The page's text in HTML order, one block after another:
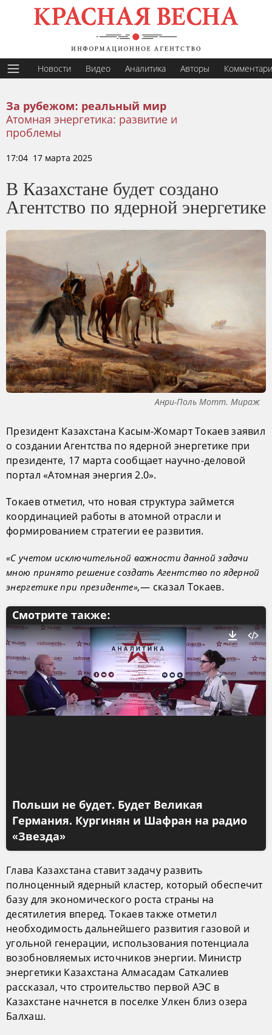
Новости Видео Аналитика Авторы
За рубежом: реальный мир
Атомная энергетика: развитие и
проблемы
17:04 17 марта 2025
В Казахстане будет создано
Агентство по ядерной энергетике
Анри-Поль Мотт. Мираж
Президент Казахстана Касым-Жомарт Токаев заявил
о создании Агентства по ядерной энергетике при
президенте, 17 марта сообщает научно-деловой
портал «Атомная энергия 2.0».
Токаев отметил, что новая структура займется
координацией работы в атомной отрасли и
формированием стратегии ее развития.
«С учетом исключительной важности данной задачи
мною принято решение создать Агентство по ядерной
энергетике при президенте»,— сказал Токаев.
Смотрите также:
Польши не будет. Будет Великая
Германия. Кургинян и Шафран на радио
«Звезда»
Глава Казахстана ставит задачу развить
полноценный ядерный кластер, который обеспечит
базу для экономического роста страны на
десятилетия вперед. Токаев также отметил
необходимость дальнейшего развития газовой и
угольной генерации, использования потенциала
возобновляемых источников энергии. Министр
энергетики Казахстана Алмасадам Саткалиев
рассказал, что строительство первой АЭС в
Казахстане начнется в поселке Улкен близ озера
Балхаш.